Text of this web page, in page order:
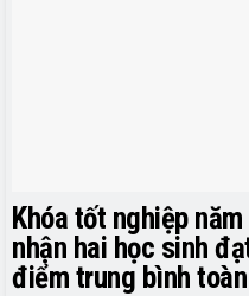
Khóa tốt nghiệp
nhận hai học sinh
điểm trung bình